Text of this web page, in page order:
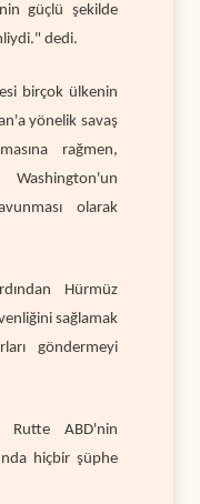
güçlü şekilde
dedi.
birçok ülkenin
yönelik savaş
rağmen,
olarak
Hürmüz
sağlamak
göndermeyi
Rutte ABD'nin
hiçbir şüphe